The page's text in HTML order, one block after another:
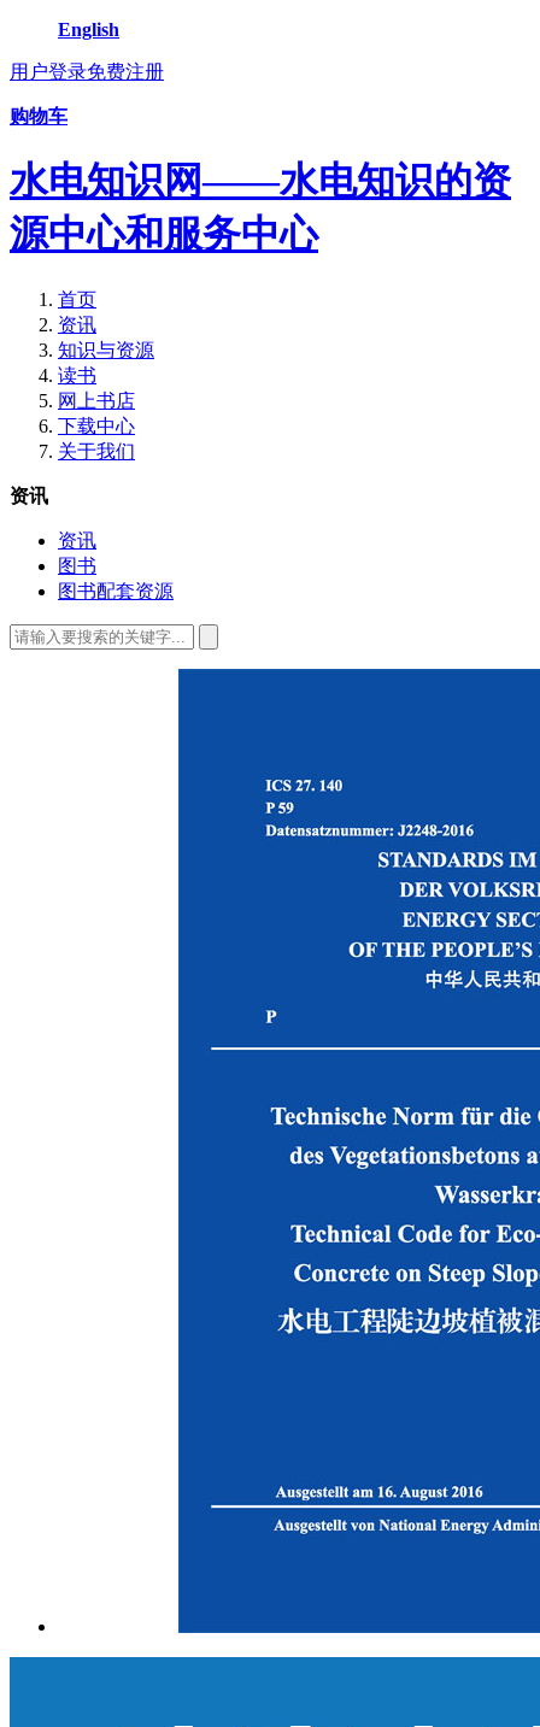
English
用户登录免费注册
购物车
水电知识网——水电知识的资
源中心和服务中心
首页
资讯
知识与资源
读书
网上书店
下载中心
关于我们
资讯
资讯
图书
图书配套资源